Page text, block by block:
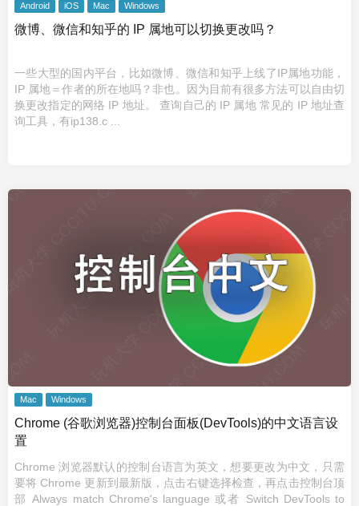
Android iOS Mac Windows
微博、微信和知乎的 IP 属地可以切换更改吗？
一些大型的国内平台，比如微博、微信和知乎上线了IP属地功能，
IP 属地＝作者的所在地吗？非也。因为目前有很多方法可以自由切
换更改指定的网络 IP 地址。 查询自己的 IP 属地 常见的 IP 地址查
询工具，有ip138.c ...
Mac Windows
Chrome (谷歌浏览器)控制台面板(DevTools)的中文语言设
置
Chrome 浏览器默认的控制台语言为英文，想要更改为中文，只需
要将 Chrome 更新到最新版，点击右键选择检查，再点击控制台顶
部 Always match Chrome's language 或者 Switch DevTools to